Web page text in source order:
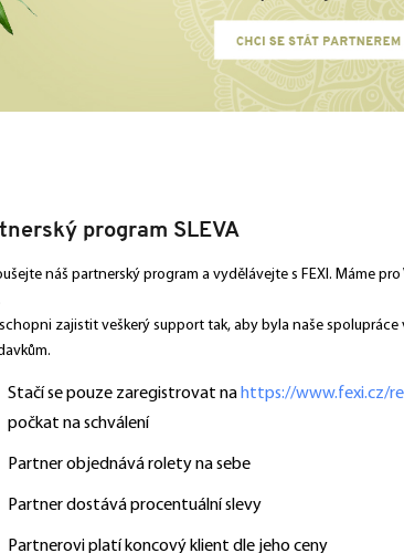
program SLEVA
náš partnerský program a vydělávejte s FEXI. Máme
zajistit veškerý support tak, aby byla naše
Stačí se pouze zaregistrovat na https://www.fexi.cz/
počkat na schválení
Partner objednává rolety na sebe
Partner dostává procentuální slevy
Partnerovi platí koncový klient dle jeho ceny